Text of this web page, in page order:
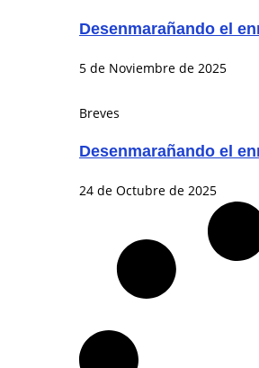
Desenmarañando el
5 de Noviembre de 2025
Breves
Desenmarañando el
24 de Octubre de 2025